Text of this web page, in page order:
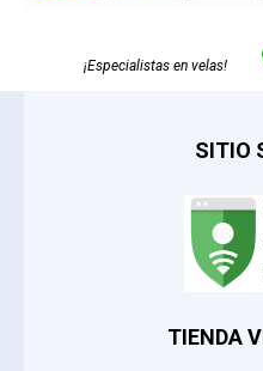
¡Especialistas en velas!
SITIO
TIENDA